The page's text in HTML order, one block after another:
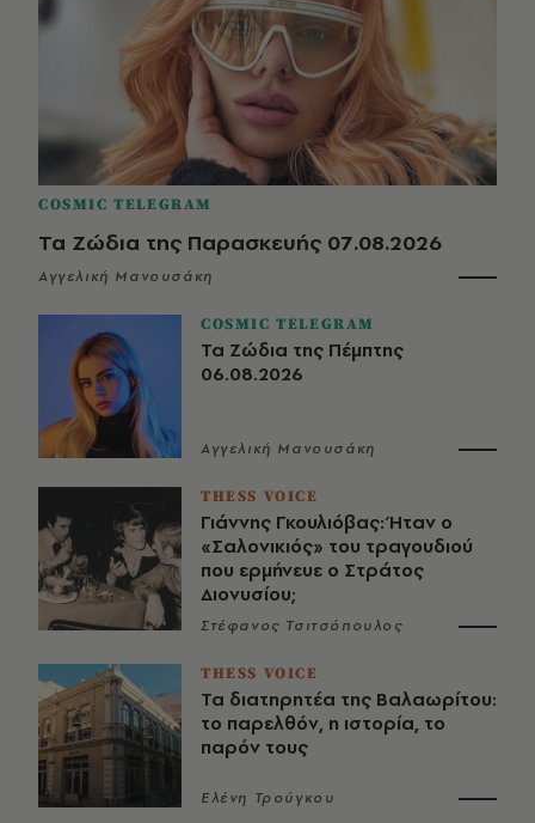
COSMIC TELEGRAM
Τα Ζώδια της Παρασκευής 07.08.2026
Αγγελική Μανουσάκη
COSMIC TELEGRAM
Τα Ζώδια της Πέμπτης
06.08.2026
Αγγελική Μανουσάκη
THESS VOICE
Γιάννης Γκουλιόβας: Ήταν ο
«Σαλονικιός» του τραγουδιού
που ερμήνευε ο Στράτος
Διονυσίου;
Στέφανος Τσιτσόπουλος
THESS VOICE
Τα διατηρητέα της Βαλαωρίτου:
το παρελθόν, η ιστορία, το
παρόν τους
Ελένη Τρούγκου